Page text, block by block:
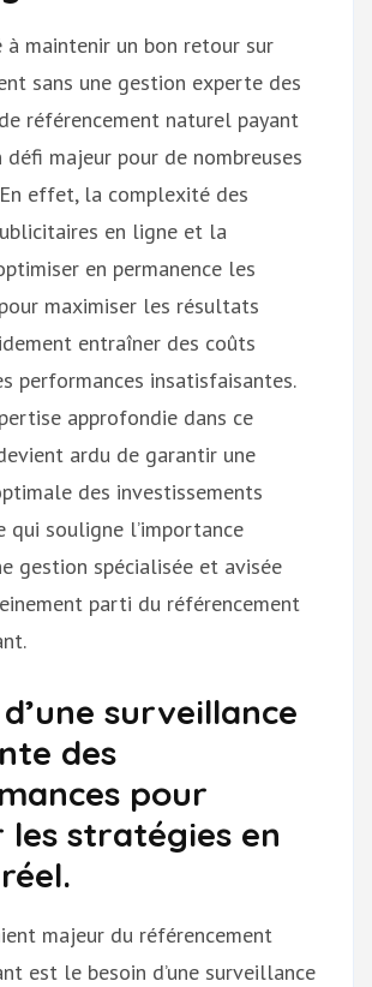
maintenir un bon retour sur
sans une gestion experte des
référencement naturel payant
majeur pour de nombreuses
effet, la complexité des
en ligne et la
en permanence les
maximiser les résultats
entraîner des coûts
performances insatisfaisantes.
approfondie dans ce
ardu de garantir une
des investissements
qui souligne l’importance
gestion spécialisée et avisée
parti du référencement
surveillance
des
pour
les stratégies en
majeur du référencement
est le besoin d’une surveillance